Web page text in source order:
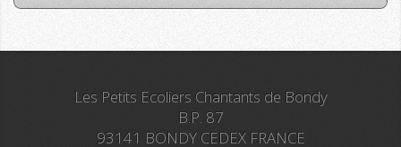
Les Petits Ecoliers Chantants de Bondy
B.P. 87
93141 BONDY CEDEX FRANCE